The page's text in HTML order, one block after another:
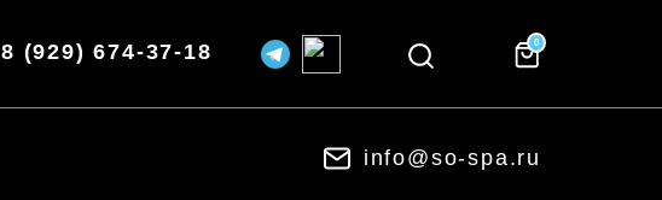
8 (929) 674-37-18 0
info@so-spa.ru